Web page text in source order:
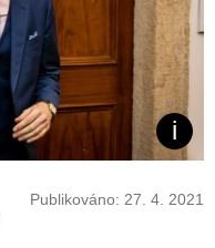
Publikováno: 27. 4. 2021